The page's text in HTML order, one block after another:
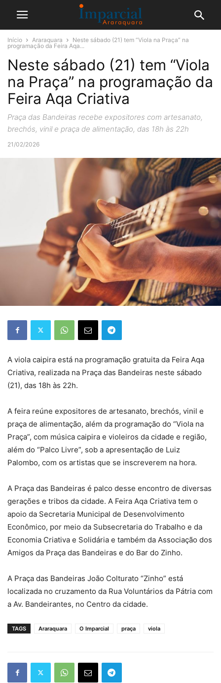
Início Araraquara
Neste sábado (21) tem “Viola na Praça” na
programação da Feira Aqa...
Neste sábado (21) tem “Viola
na Praça” na programação da
Feira Aqa Criativa
Praça das Bandeiras recebe expositores com artesanato,
brechós, vinil e praça de alimentação, das 18h às 22h
21/02/2026
A viola caipira está na programação gratuita da Feira Aqa
Criativa, realizada na Praça das Bandeiras neste sábado
(21), das 18h às 22h.
A feira reúne expositores de artesanato, brechós, vinil e
praça de alimentação, além da programação do “Viola na
Praça”, com música caipira e violeiros da cidade e região,
além do “Palco Livre”, sob a apresentação de Luiz
Palombo, com os artistas que se inscreverem na hora.
A Praça das Bandeiras é palco desse encontro de diversas
gerações e tribos da cidade. A Feira Aqa Criativa tem o
apoio da Secretaria Municipal de Desenvolvimento
Econômico, por meio da Subsecretaria do Trabalho e da
Economia Criativa e Solidária e também da Associação dos
Amigos da Praça das Bandeiras e do Bar do Zinho.
A Praça das Bandeiras João Colturato “Zinho” está
localizada no cruzamento da Rua Voluntários da Pátria com
a Av. Bandeirantes, no Centro da cidade.
TAGS Araraquara O Imparcial praça viola